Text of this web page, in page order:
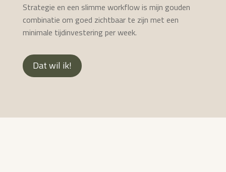
Strategie en een slimme workflow is mijn gouden
combinatie om goed zichtbaar te zijn met een
minimale tijdinvestering per week.
Dat wil ik!